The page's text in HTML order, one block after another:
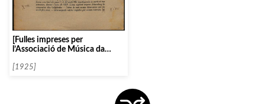
[Fulles impreses per
l’Associació de Música da
Schoenberg]
[1925]